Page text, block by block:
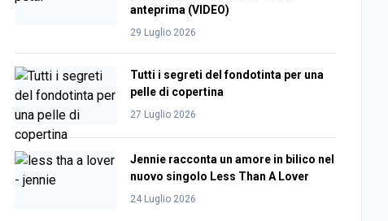
anteprima (VIDEO)
29 Luglio 2026
Tutti i segreti del fondotinta per una
pelle di copertina
27 Luglio 2026
Jennie racconta un amore in bilico nel
nuovo singolo Less Than A Lover
24 Luglio 2026